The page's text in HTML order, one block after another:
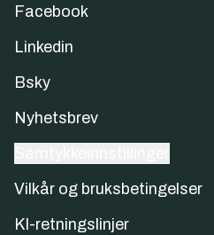
Facebook
Linkedin
Bsky
Nyhetsbrev
Vilkår og bruksbetingelser
KI-retningslinjer